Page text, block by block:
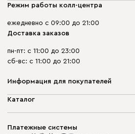
Режим работы колл-центра
ежедневно с 09:00 до 21:00
Доставка заказов
пн-пт: с 11:00 до 23:00
сб-вс: с 11:00 до 21:00
Информация для покупателей
О компании
Способы оплаты
Каталог
Корпусная мебель
Платежные системы